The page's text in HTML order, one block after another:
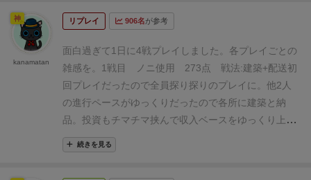
初に発見した人に報酬を得られるように所有権を主張
します。ただこの所有権のルールもゆるく、他のプレ
イヤーが通過した時に2金支払うとこのブイは撤去さ
れます。(支払えなくても可能、その場合所有者はサプ
ライからもらえます)支星についたので荷下ろし(これ
ばアクションなしで行えます)ができます。この積まれ
たタイルはどこに行くのかというと・・・
個人ボード
ーナス、埋めたことにより縦列ごとに最終勝利点がも
「調査」として2連結タイルをランダムに引いてボー
貰える）。その時何かアクションが発生するエリアに
あたったらそれも適用。 (下の状態だと、前に一歩進む
と未調査エリアなんで止まってタイル配置に)
積込：自
分が星エリア（本星や支星）にいるときに可能で、
「依頼ボード」上にある通常依頼（荷物タイル）や乗
客依頼（カード）を、自分の宇宙船ボード右の「船
引回数まで投資・雇用・建造・寄付のアクションを行
になりましたが、うまく？収まりました。もう少し工
夫して整理したいところ。カード類はハーフっぽいサ
イズもありスリーブは2種かな。
ルールは特に説明
はしません。間違いもあるかもしれないので説明書読
んでください。ソロプレイ、だいたいの全景。右のプ
レイヤーボードがそれこそプレイヤーの数だけ必要に
なりますので、多人数の場合はもっとスペースが必要
になるわけです。基本みんなで中央の宇宙マップを航
行して交易をおこないます。上部に依頼タイルみたい
デリバリー業で得た報酬のキューブで自分の船を自由
に2種類から１つ選ぶ固有能力と、プレイ中に購入出
来る12種の固有能力があったりして、船とキャラクタ
ーの成長が凄く面白いですし、リプレイ性も高まりま
す！ また、様々な危険な驚異と戦う時はダイスロール
があり、ダイスバトルも大好きなので大興奮しまし
た！後は自分の星の後援者となる女性キャラクターか
リプレイ 906名が参考
面白過ぎて1日に4戦プレイしました。 各プレイごとの
雑感を。 1戦目 ノニ使用 273点 戦法:建築+配送初
回プレイだったので全員探り探りのプレイに。 他2人
の進行ペースがゆっくりだったので各所に建築と納
品。投資もチマチマ挟んで収入ベースをゆっくり上げ
ながらのプレイ。収入も40確保で長時間遊んだだけあ
って得点をしっかり稼ぐことが出来た。
続きを見る
神
kanamatan